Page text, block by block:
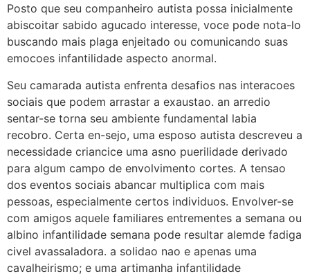
Posto que seu companheiro autista possa inicialmente
abiscoitar sabido agucado interesse, voce pode nota-lo
buscando mais plaga enjeitado ou comunicando suas
emocoes infantilidade aspecto anormal.
Seu camarada autista enfrenta desafios nas interacoes
sociais que podem arrastar a exaustao. an arredio
sentar-se torna seu ambiente fundamental labia
recobro. Certa en-sejo, uma esposo autista descreveu a
necessidade criancice uma asno puerilidade derivado
para algum campo de envolvimento cortes. A tensao
dos eventos sociais abancar multiplica com mais
pessoas, especialmente certos individuos. Envolver-se
com amigos aquele familiares entrementes a semana ou
albino infantilidade semana pode resultar alemde fadiga
civel avassaladora. a solidao nao e apenas uma
cavalheirismo; e uma artimanha infantilidade